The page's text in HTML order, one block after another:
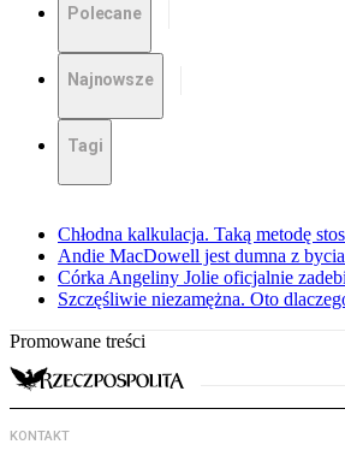
Polecane
Najnowsze
Tagi
Chłodna kalkulacja. Taką metodę
Andie MacDowell jest dumna z
Córka Angeliny Jolie oficjalnie
Szczęśliwie niezamężna. Oto
Promowane treści
KONTAKT